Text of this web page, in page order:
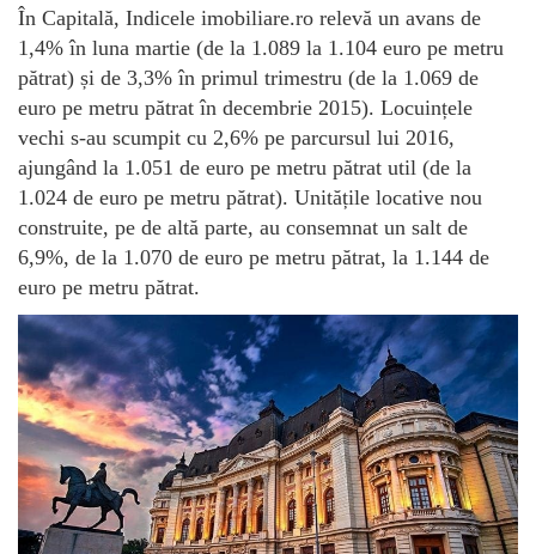
În Capitală, Indicele imobiliare.ro relevă un avans de
1,4% în luna martie (de la 1.089 la 1.104 euro pe metru
pătrat) și de 3,3% în primul trimestru (de la 1.069 de
euro pe metru pătrat în decembrie 2015). Locuințele
vechi s-au scumpit cu 2,6% pe parcursul lui 2016,
ajungând la 1.051 de euro pe metru pătrat util (de la
1.024 de euro pe metru pătrat). Unitățile locative nou
construite, pe de altă parte, au consemnat un salt de
6,9%, de la 1.070 de euro pe metru pătrat, la 1.144 de
euro pe metru pătrat.